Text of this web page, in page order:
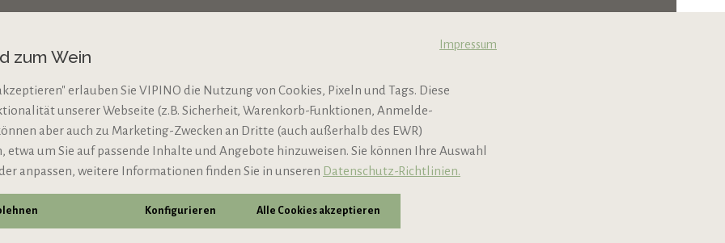
Impressum
Jugendschutz
Newsletter
Impressum
zum Wein
erlauben Sie VIPINO die Nutzung von Cookies, Pixeln und Tags. Diese
unserer Webseite (z.B. Sicherheit, Warenkorb-Funktionen, Anmelde-
aber auch zu Marketing-Zwecken an Dritte (auch außerhalb des EWR)
etwa um Sie auf passende Inhalte und Angebote hinzuweisen. Sie können Ihre Auswahl
anpassen, weitere Informationen finden Sie in unseren Datenschutz-Richtlinien.
Konfigurieren Alle Cookies akzeptieren